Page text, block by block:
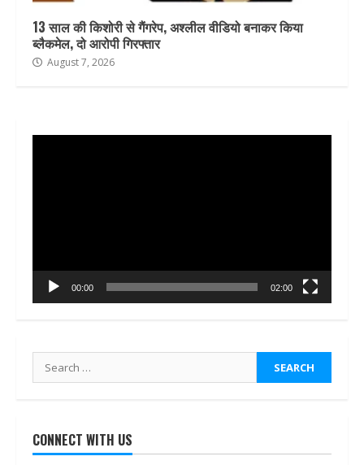
13 साल की किशोरी से गैंगरेप, अश्लील वीडियो बनाकर किया
ब्लैकमेल, दो आरोपी गिरफ्तार
August 7, 2026
00:00 02:00
Search
for:
CONNECT WITH US